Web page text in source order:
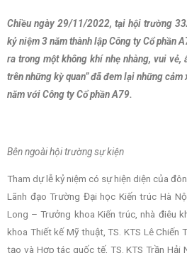
Chiều ngày 29/11/2022, tại hội trường
kỷ niệm 3 năm thành lập Công ty Cổ phần
ra trong một không khí nhẹ nhàng, vui vẻ,
trên những kỳ quan” đã đem lại những cảm
năm với Công ty Cổ phần A79.
Bên ngoài hội trường sự kiện
Tham dự lễ kỷ niệm có sự hiện diện của
Lãnh đạo Trường Đại học Kiến trúc Hà
Long – Trưởng khoa Kiến trúc, nhà điêu
khoa Thiết kế Mỹ thuật, TS. KTS Lê
tạo và Hợp tác quốc tế, TS. KTS Trần